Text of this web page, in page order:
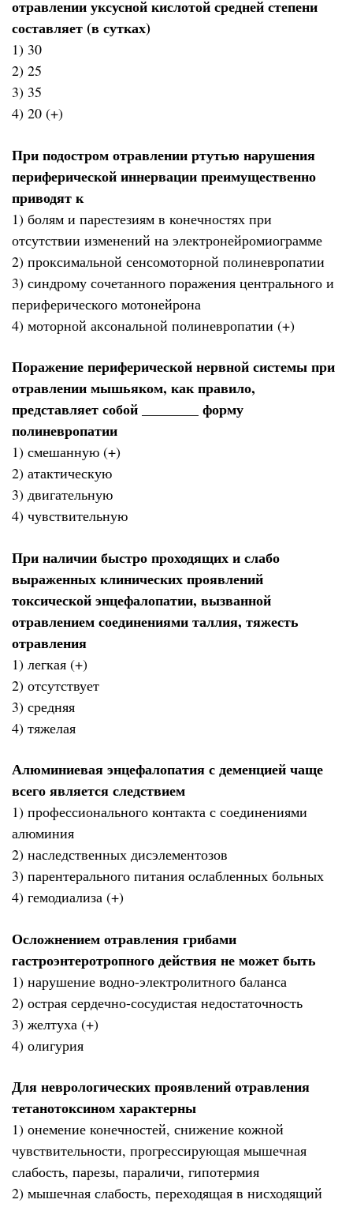
отравлении уксусной кислотой средней степени
составляет (в сутках)
1) 30
2) 25
3) 35
4) 20 (+)
При подостром отравлении ртутью нарушения
периферической иннервации преимущественно
приводят к
1) болям и парестезиям в конечностях при
отсутствии изменений на электронейромиограмме
2) проксимальной сенсомоторной полиневропатии
3) синдрому сочетанного поражения центрального и
периферического мотонейрона
4) моторной аксональной полиневропатии (+)
Поражение периферической нервной системы при
отравлении мышьяком, как правило,
представляет собой ________ форму
полиневропатии
1) смешанную (+)
2) атактическую
3) двигательную
4) чувствительную
При наличии быстро проходящих и слабо
выраженных клинических проявлений
токсической энцефалопатии, вызванной
отравлением соединениями таллия, тяжесть
отравления
1) легкая (+)
2) отсутствует
3) средняя
4) тяжелая
Алюминиевая энцефалопатия с деменцией чаще
всего является следствием
1) профессионального контакта с соединениями
алюминия
2) наследственных дисэлементозов
3) парентерального питания ослабленных больных
4) гемодиализа (+)
Осложнением отравления грибами
гастроэнтеротропного действия не может быть
1) нарушение водно-электролитного баланса
2) острая сердечно-сосудистая недостаточность
3) желтуха (+)
4) олигурия
Для неврологических проявлений отравления
тетанотоксином характерны
1) онемение конечностей, снижение кожной
чувствительности, прогрессирующая мышечная
слабость, парезы, параличи, гипотермия
2) мышечная слабость, переходящая в нисходящий